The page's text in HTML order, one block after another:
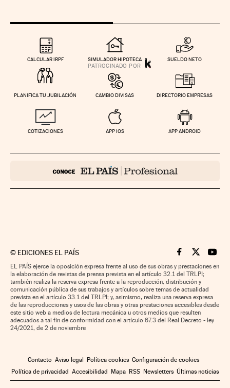
CALCULAR IRPF SIMULADOR HIPOTECA SUELDO NETO
PLANIFICA TU JUBILACIÓN CAMBIO DIVISAS DIRECTORIO EMPRESAS
COTIZACIONES APP IOS APP ANDROID
© EDICIONES EL PAÍS Cinco Días en
Cinco Días
Cinco
EL PAÍS ejerce la oposición expresa frente al uso de sus obras y prestaciones en
la elaboración de revistas de prensa prevista en el artículo 32.1 del TRLPI;
también realiza la reserva expresa frente a la reproducción, distribución y
comunicación pública de sus trabajos y artículos sobre temas de actualidad
prevista en el artículo 33.1 del TRLPI; y, asimismo, realiza una reserva expresa
de las reproducciones y usos de las obras y otras prestaciones accesibles desde
este sitio web a medios de lectura mecánica u otros medios que resulten
adecuados a tal fin de conformidad con el artículo 67.3 del Real Decreto - ley
24/2021, de 2 de noviembre
Contacto Aviso legal Política cookies Configuración de cookies
Política de privacidad Accesibilidad Mapa RSS Newsletters Últimas noticias